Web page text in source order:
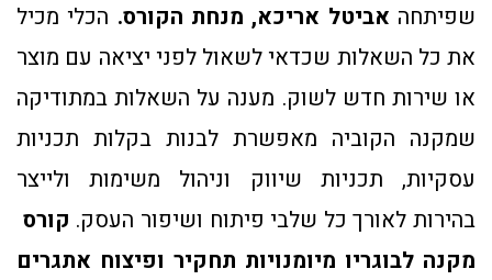
שפיתחה אביטל אריכא, מנחת הקורס. הכלי מכיל
את כל השאלות שכדאי לשאול לפני יציאה עם מוצר
או שירות חדש לשוק. מענה על השאלות במתודיקה
שמקנה הקוביה מאפשרת לבנות בקלות תכניות
עסקיות, תכניות שיווק וניהול משימות ולייצר
בהירות לאורך כל שלבי פיתוח ושיפור העסק. קורס
מקנה לבוגריו מיומנויות תחקיר ופיצוח אתגרים